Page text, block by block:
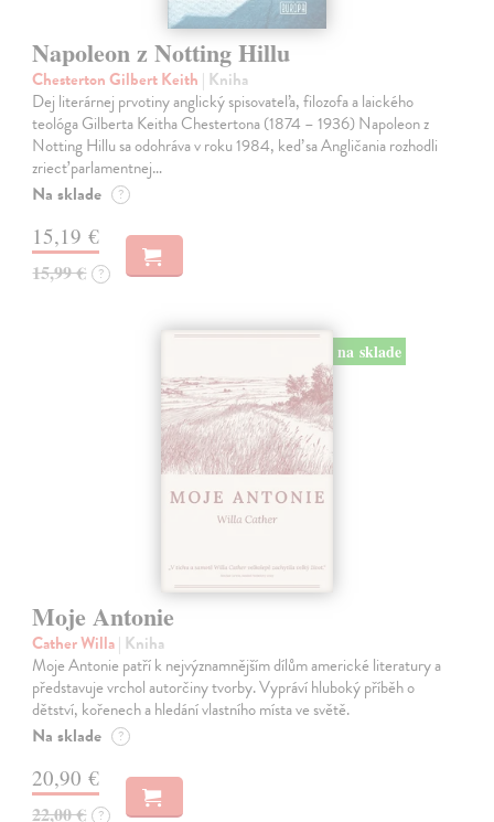
Napoleon z Notting Hillu
Chesterton Gilbert Keith | Kniha
Dej literárnej prvotiny anglický spisovateľa, filozofa a laického
teológa Gilberta Keitha Chestertona (1874 – 1936) Napoleon z
Notting Hillu sa odohráva v roku 1984, keď sa Angličania rozhodli
zriecť parlamentnej…
Na sklade ?
15,19 €
15,99 € ?
na sklade
Moje Antonie
Cather Willa| Kniha
Moje Antonie patří k nejvýznamnějším dílům americké literatury a
představuje vrchol autorčiny tvorby. Vypráví hluboký příběh o
dětství, kořenech a hledání vlastního místa ve světě.
Na sklade ?
20,90 €
22,00 € ?